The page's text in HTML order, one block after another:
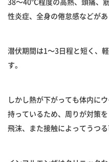
38〜40℃程度の高熱、頭痛、
性炎症、全身の倦怠感などがあ
潜伏期間は1〜3日程と短く、
す。
しかし熱が下がっても体内に
持っているため、周りが対策
飛沫、また接触によってうつる